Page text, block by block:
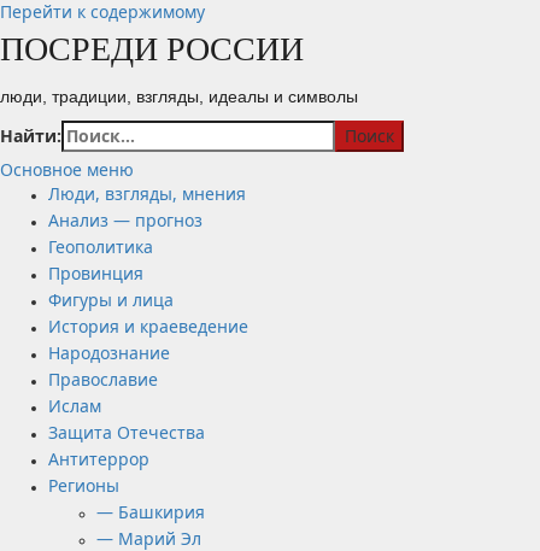
Перейти к содержимому
ПОСРЕДИ РОССИИ
люди, традиции, взгляды, идеалы и символы
Найти:
Основное меню
Люди, взгляды, мнения
Анализ — прогноз
Геополитика
Провинция
Фигуры и лица
История и краеведение
Народознание
Православие
Ислам
Защита Отечества
Антитеррор
Регионы
— Башкирия
— Марий Эл